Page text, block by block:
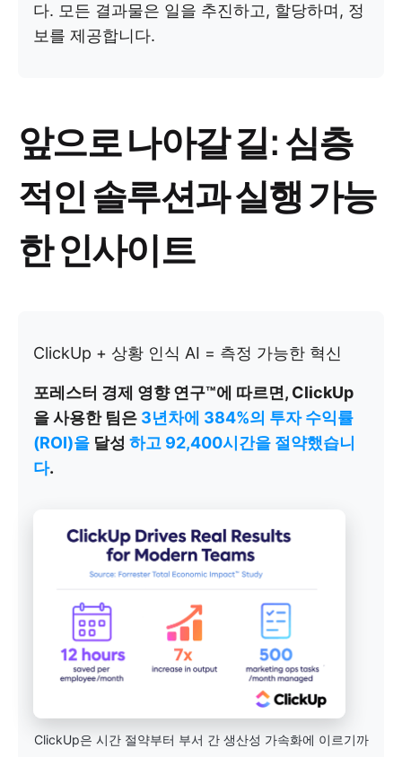
다. 모든 결과물은 일을 추진하고, 할당하며, 정
보를 제공합니다.
앞으로 나아갈 길: 심층
적인 솔루션과 실행 가능
한 인사이트
ClickUp + 상황 인식 AI = 측정 가능한 혁신
포레스터 경제 영향 연구™에 따르면, ClickUp
을 사용한 팀은 3년차에 384%의 투자 수익률
(ROI)을 달성 하고 92,400시간을 절약했습니
다.
ClickUp은 시간 절약부터 부서 간 생산성 가속화에 이르기까